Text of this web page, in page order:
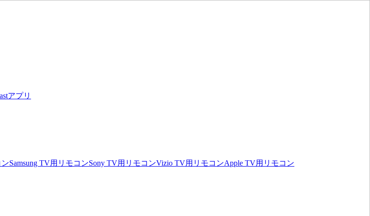
アプリ
Samsung TV用リモコンSony TV用リモコンVizio TV用リモコンApple TV用リモコン